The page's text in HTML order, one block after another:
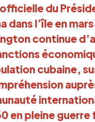
du
dans l’île en
continue
cubaine,
en pleine